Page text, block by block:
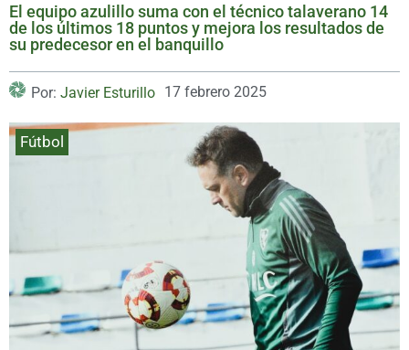
El equipo azulillo suma con el técnico talaverano 14
de los últimos 18 puntos y mejora los resultados de
su predecesor en el banquillo
Por: Javier Esturillo 17 febrero 2025
Fútbol